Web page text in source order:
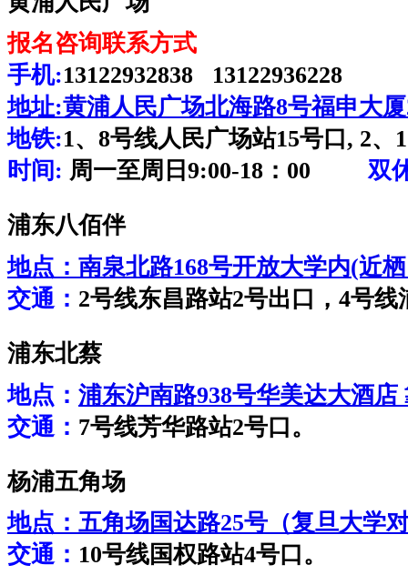
报名咨询联系方式
手机:13122932838 13122936228
地址:黄浦人民广场北海路8号福申大
地铁:1、8号线人民广场站15号口, 2
时间: 周一至周日9:00-18：00双
浦东八佰伴
地点： 南泉北路168号开放大学内(近
交通： 2号线东昌路站2号出口，4号
浦东北蔡
地点： 浦东沪南路938号华美达大酒店
交通： 7号线芳华路站2号口。
杨浦五角场
地点： 五角场国达路25号（复旦大学
交通： 10号线国权路站4号口。